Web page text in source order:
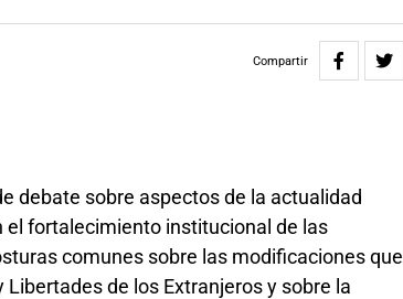
Compartir
debate sobre aspectos de la actualidad
fortalecimiento institucional de las
comunes sobre las modificaciones que
de los Extranjeros y sobre la